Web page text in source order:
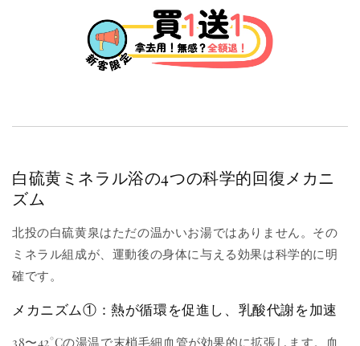
白硫黄ミネラル浴の4つの科学的回復メカニ
ズム
北投の白硫黄泉はただの温かいお湯ではありません。その
ミネラル組成が、運動後の身体に与える効果は科学的に明
確です。
メカニズム①：熱が循環を促進し、乳酸代謝を加速
38〜42°Cの湯温で末梢毛細血管が効果的に拡張します。血